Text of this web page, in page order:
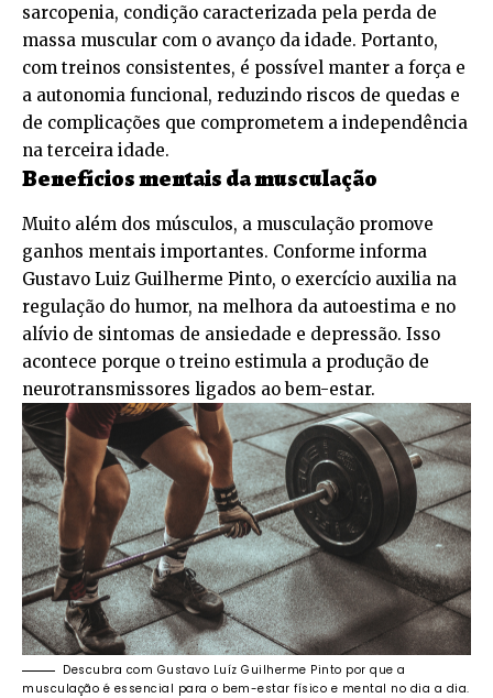
sarcopenia, condição caracterizada pela perda de
massa muscular com o avanço da idade. Portanto,
com treinos consistentes, é possível manter a força e
a autonomia funcional, reduzindo riscos de quedas e
de complicações que comprometem a independência
na terceira idade.
Benefícios mentais da musculação
Muito além dos músculos, a musculação promove
ganhos mentais importantes. Conforme informa
Gustavo Luiz Guilherme Pinto, o exercício auxilia na
regulação do humor, na melhora da autoestima e no
alívio de sintomas de ansiedade e depressão. Isso
acontece porque o treino estimula a produção de
neurotransmissores ligados ao bem-estar.
Descubra com Gustavo Luíz Guilherme Pinto por que a
musculação é essencial para o bem-estar físico e mental no dia a dia.